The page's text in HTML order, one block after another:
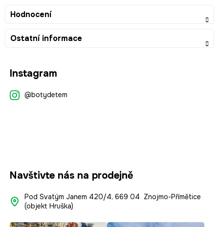
Hodnocení
Ostatní informace
Instagram
@botydetem
Navštivte nás na prodejně
Pod Svatým Janem 420/4, 669 04 Znojmo-Přímětice
(objekt Hruška)